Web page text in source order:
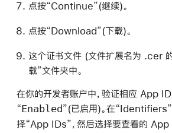
点按“Continue”(继续)。
点按“Download”(下载)。
这个证书文件 (文件扩展名为 .cer
载”文件夹中。
在你的开发者账户中，验证相应 App
“Enabled”(已启用)。在
择“App IDs”，然后选择要查看的 App